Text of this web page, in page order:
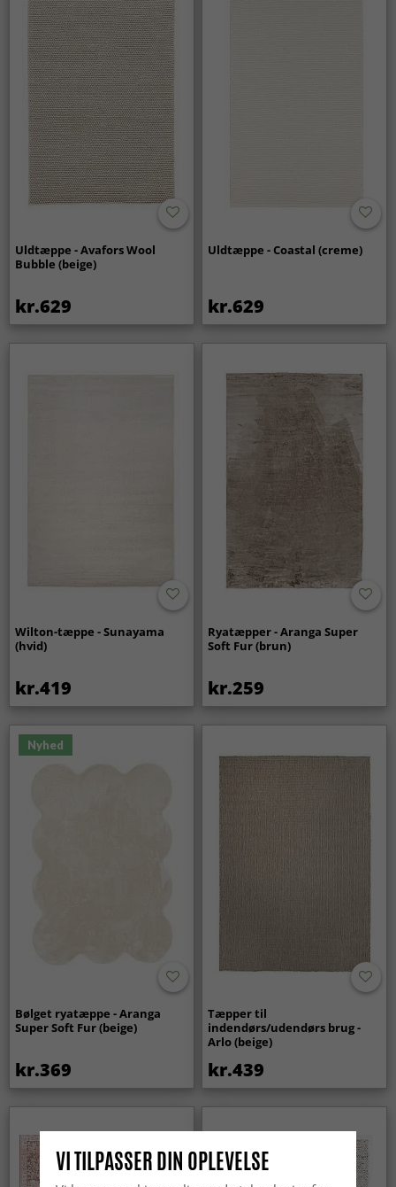
Uldtæppe - Avafors Wool
Bubble (beige)
kr.629
Uldtæppe - Coastal (creme)
kr.629
Wilton-tæppe - Sunayama
(hvid)
kr.419
Ryatæpper - Aranga Super
Soft Fur (brun)
kr.259
Nyhed
Bølget ryatæppe - Aranga
Super Soft Fur (beige)
kr.369
Tæpper til
indendørs/udendørs brug -
Arlo (beige)
kr.439
VI TILPASSER DIN OPLEVELSE